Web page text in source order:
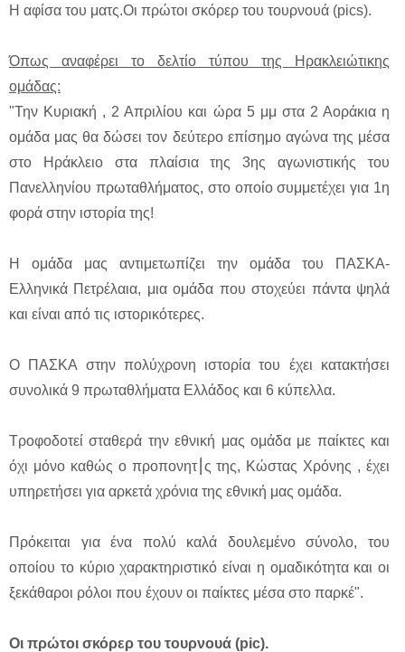
Η αφίσα του ματς.Οι πρώτοι σκόρερ του τουρνουά (pics).
Όπως αναφέρει το δελτίο τύπου της Ηρακλειώτικης
ομάδας:
"Την Κυριακή , 2 Απριλίου και ώρα 5 μμ στα 2 Αοράκια η
ομάδα μας θα δώσει τον δεύτερο επίσημο αγώνα της μέσα
στο Ηράκλειο στα πλαίσια της 3ης αγωνιστικής του
Πανελληνίου πρωταθλήματος, στο οποίο συμμετέχει για 1η
φορά στην ιστορία της!
Η ομάδα μας αντιμετωπίζει την ομάδα του ΠΑΣΚΑ-
Ελληνικά Πετρέλαια, μια ομάδα που στοχεύει πάντα ψηλά
και είναι από τις ιστορικότερες.
Ο ΠΑΣΚΑ στην πολύχρονη ιστορία του έχει κατακτήσει
συνολικά 9 πρωταθλήματα Ελλάδος και 6 κύπελλα.
Τροφοδοτεί σταθερά την εθνική μας ομάδα με παίκτες και
όχι μόνο καθώς ο προπονητ⎮ς της, Κώστας Χρόνης , έχει
υπηρετήσει για αρκετά χρόνια της εθνική μας ομάδα.
Πρόκειται για ένα πολύ καλά δουλεμένο σύνολο, του
οποίου το κύριο χαρακτηριστικό είναι η ομαδικότητα και οι
ξεκάθαροι ρόλοι που έχουν οι παίκτες μέσα στο παρκέ".
Οι πρώτοι σκόρερ του τουρνουά (pic).